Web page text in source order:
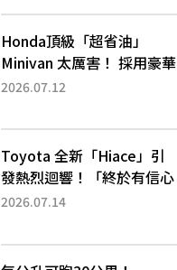
運動化「底盤設定」！還配
備專屬豪華...
Honda頂級「超省油」
Minivan 太厲害！ 採用豪華
「真皮座椅」與專屬「黑色
公里，兼具優異節能表現與
舒適「三...
2026.07.12
Toyota 全新「Hiace」引
發熱烈迴響！「終於有信心
下訂了！」「哪個等級交車
後竟然還要等「超過半年」
才能交車？...
2026.07.14